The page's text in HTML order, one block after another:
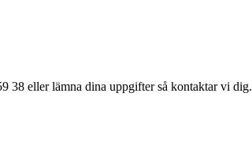
38 eller lämna dina uppgifter så kontaktar vi dig.